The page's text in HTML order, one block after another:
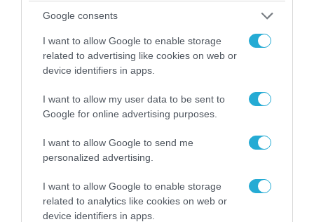
Google consents
I want to allow Google to enable storage
related to advertising like cookies on web or
device identifiers in apps.
I want to allow my user data to be sent to
Google for online advertising purposes.
I want to allow Google to send me
personalized advertising.
I want to allow Google to enable storage
related to analytics like cookies on web or
device identifiers in apps.
«Επιχείρηση ελεύθερα πεζοδρόμια» στην
Αθήνα: Απομακρύνθηκαν παράνομα
αντικείμενα από κοινόχρηστους χώρους